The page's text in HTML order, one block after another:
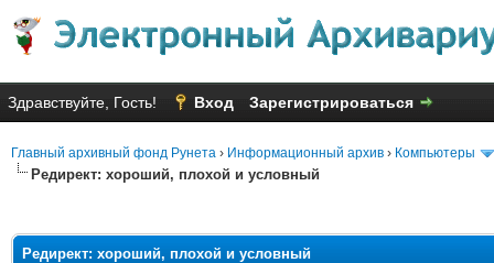
Здравствуйте, Гость! Вход Зарегистрироваться
Главный архивный фонд Рунета › Информационный архив › Компьютеры
Редирект: хороший, плохой и условный
Редирект: хороший, плохой и условный